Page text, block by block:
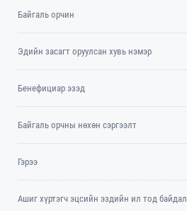
Байгаль орчин
Эдийн засагт оруулсан хувь нэмэр
Бенефициар эзэд
Байгаль орчны нөхөн сэргээлт
Гэрээ
Ашиг хүртэгч эцсийн эздийн ил тод байдал